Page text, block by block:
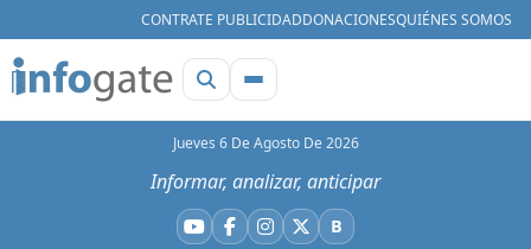
CONTRATE PUBLICIDADDONACIONESQUIÉNES SOMOS
Jueves 6 De Agosto De 2026
Informar, analizar, anticipar
YouTube
Facebook
Instagram
X BBluesky